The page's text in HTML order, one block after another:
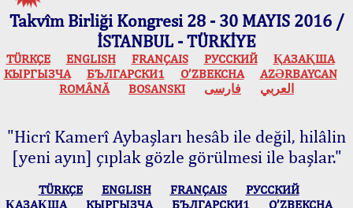
Takvîm Birliği Kongresi 28 - 30 MAYIS 2016 /
İSTANBUL - TÜRKİYE
TÜRKÇE ENGLISH FRANÇAIS РУССКИЙ
ҚАЗАҚША
КЫPГЫЗЧA
БЪЛГАРСКИ1 O’ZBEKCHA
AZӘRBAYCAN
ROMÂNĂ
BOSANSKI العربي فارسی
"Hicrî Kamerî Aybaşları hesâb ile değil, hilâlin
[yeni ayın] çıplak gözle görülmesi ile başlar."
TÜRKÇE ENGLISH FRANÇAIS
РУССКИЙ
ҚАЗАҚША
КЫPГЫЗЧA БЪЛГАРСКИ1 O’ZBEKCHA